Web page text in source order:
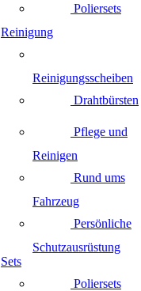
Poliersets
Reinigung
Reinigungsscheiben
Drahtbürsten
Pflege und
Reinigen
Rund ums
Fahrzeug
Persönliche
Schutzausrüstung
Sets
Poliersets